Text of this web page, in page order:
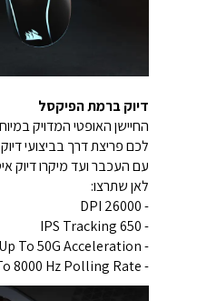
דיוק ברמת הפיקסל
לכם פריצת דרך בביצועי
לאן שתרצו:
- 26000 DPI
- 650 IPS Tracking
- Up To 50G Acceleration
- Up To 8000 Hz Polling Rate